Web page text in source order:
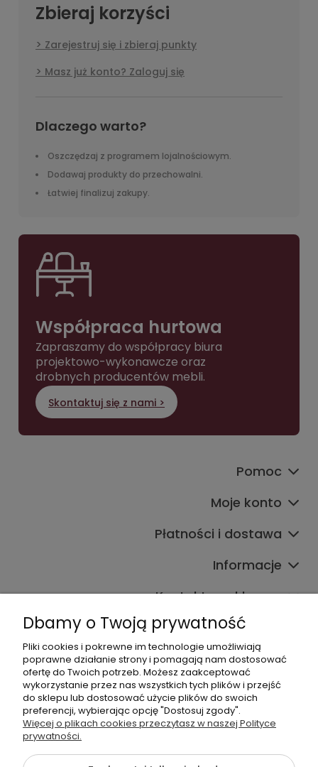
Zbieraj korzyści
Zarejestruj się i zbieraj punkty
Masz już konto? Zaloguj się
Dlaczego warto?
Oszczędzaj z programem lojalnościowym.
Dodawaj produkty do przechowalni.
Łatwiej finalizuj zakupy.
Współpraca hurtowa
Zapraszamy do współpracy biura
projektowo-wykonawcze oraz
drobnych producentów mebli.
Skontaktuj się z nami >
Pomoc
Moje konto
Płatności i dostawa
Informacje
Kontakt ze sklepem
Dane kontaktowe
603377506
sklep@komfort-biuro.pl
Nasz Facebook
Dbamy o Twoją prywatność
Pliki cookies i pokrewne im technologie umożliwiają
poprawne działanie strony i pomagają nam dostosować
ofertę do Twoich potrzeb. Możesz zaakceptować
wykorzystanie przez nas wszystkich tych plików i przejść
do sklepu lub dostosować użycie plików do swoich
preferencji, wybierając opcję "Dostosuj zgody".
Więcej o plikach cookies przeczytasz w naszej Polityce
prywatności.